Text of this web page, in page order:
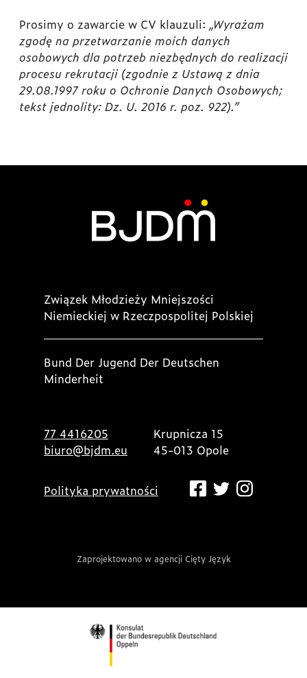
Prosimy o zawarcie w CV klauzuli: „Wyrażam
zgodę na przetwarzanie moich danych
osobowych dla potrzeb niezbędnych do realizacji
procesu rekrutacji (zgodnie z Ustawą z dnia
29.08.1997 roku o Ochronie Danych Osobowych;
tekst jednolity: Dz. U. 2016 r. poz. 922).”
Związek Młodzieży Mniejszości
Niemieckiej w Rzeczpospolitej Polskiej
Bund Der Jugend Der Deutschen
Minderheit
77 4416205
biuro@bjdm.eu
Krupnicza 15
45-013 Opole
Polityka prywatności
Zaprojektowano w agencji Cięty Język